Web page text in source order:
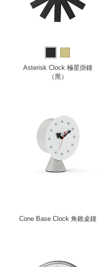
Asterisk Clock 極星掛鐘
（黑）
Cone Base Clock 角錐桌鐘